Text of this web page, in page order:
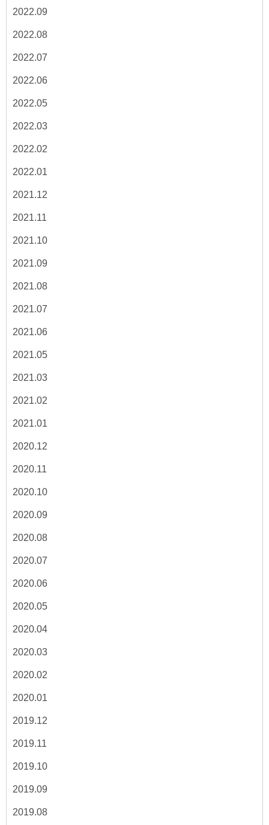
2022.09
2022.08
2022.07
2022.06
2022.05
2022.03
2022.02
2022.01
2021.12
2021.11
2021.10
2021.09
2021.08
2021.07
2021.06
2021.05
2021.03
2021.02
2021.01
2020.12
2020.11
2020.10
2020.09
2020.08
2020.07
2020.06
2020.05
2020.04
2020.03
2020.02
2020.01
2019.12
2019.11
2019.10
2019.09
2019.08